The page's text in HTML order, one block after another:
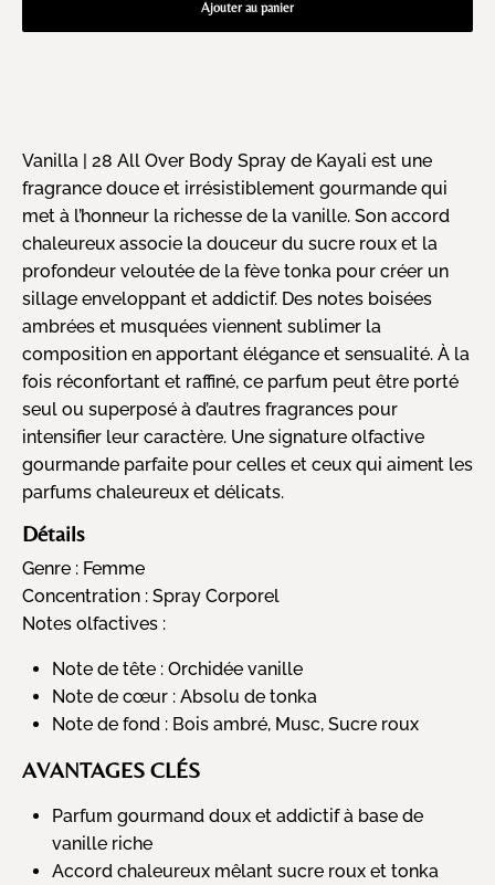
Ajouter au panier
Vanilla | 28 All Over Body Spray de Kayali est une
fragrance douce et irrésistiblement gourmande qui
met à l’honneur la richesse de la vanille. Son accord
chaleureux associe la douceur du sucre roux et la
profondeur veloutée de la fève tonka pour créer un
sillage enveloppant et addictif. Des notes boisées
ambrées et musquées viennent sublimer la
composition en apportant élégance et sensualité. À la
fois réconfortant et raffiné, ce parfum peut être porté
seul ou superposé à d’autres fragrances pour
intensifier leur caractère. Une signature olfactive
gourmande parfaite pour celles et ceux qui aiment les
parfums chaleureux et délicats.
Détails
Genre : Femme
Concentration : Spray Corporel
Notes olfactives :
Note de tête : Orchidée vanille
Note de cœur : Absolu de tonka
Note de fond : Bois ambré, Musc, Sucre roux
AVANTAGES CLÉS
Parfum gourmand doux et addictif à base de
vanille riche
Accord chaleureux mêlant sucre roux et tonka